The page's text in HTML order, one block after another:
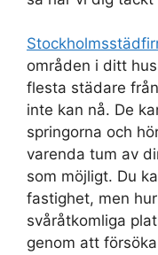
områden i ditt
flesta städare
inte kan nå. De
springorna och
varenda tum av
som möjligt. Du
fastighet, men
svåråtkomliga
genom att